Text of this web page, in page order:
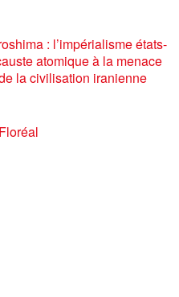
: l’impérialisme états-
atomique à la menace
la civilisation iranienne